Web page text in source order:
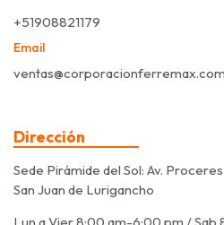
+51908821179
Email
ventas@corporacionferremax.com
Dirección
Sede Pirámide del Sol: Av.
San Juan de Lurigancho